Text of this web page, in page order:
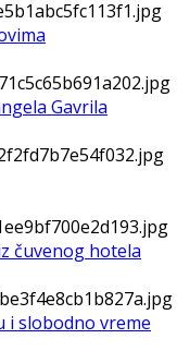
Gavrila
čuvenog hotela
i slobodno vreme